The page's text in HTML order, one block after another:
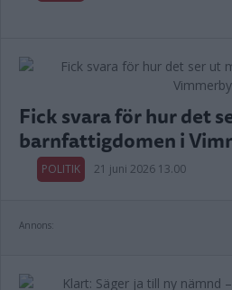
Fick svara för hur det
barnfattigdomen i
POLITIK 21 juni 2026 13.00
Annons: